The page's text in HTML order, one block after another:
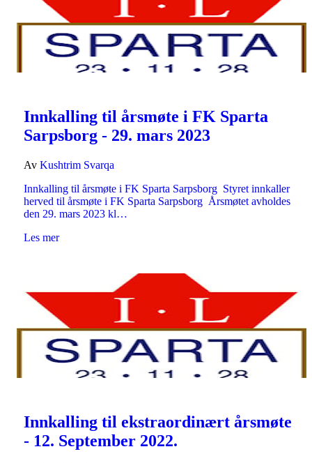
Innkalling til årsmøte i FK Sparta
Sarpsborg - 29. mars 2023
Av Kushtrim Svarqa
Innkalling til årsmøte i FK Sparta Sarpsborg Styret innkaller
herved til årsmøte i FK Sparta Sarpsborg Årsmøtet avholdes
den 29. mars 2023 kl…
Les mer
Innkalling til ekstraordinært årsmøte
- 12. September 2022.